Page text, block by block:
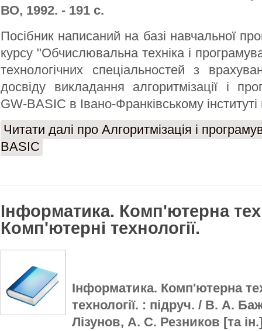
ВО, 1992. - 191 с.
Посібник написаний на базі навчальної
курсу "Обчислювальна техніка і
технологічних спеціальностей з
досвіду викладання алгоритмізації і
GW-BASIC в Івано-Франківському інституті
Читати далі про Алгоритмізація і
BASIС
Інформатика. Комп'ютерна
Комп'ютерні технології.
Інформатика. Комп'ютерна
технології. : підруч. / В. А.
Лізунов, А. С. Резников [та